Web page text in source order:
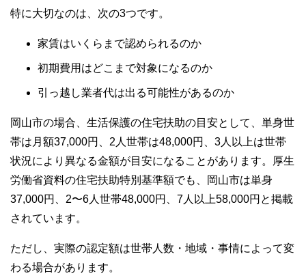
特に大切なのは、次の3つです。
家賃はいくらまで認められるのか
初期費用はどこまで対象になるのか
引っ越し業者代は出る可能性があるのか
岡山市の場合、生活保護の住宅扶助の目安として、単身世
帯は月額37,000円、2人世帯は48,000円、3人以上は世帯
状況により異なる金額が目安になることがあります。厚生
労働省資料の住宅扶助特別基準額でも、岡山市は単身
37,000円、2〜6人世帯48,000円、7人以上58,000円と掲載
されています。
ただし、実際の認定額は世帯人数・地域・事情によって変
わる場合があります。